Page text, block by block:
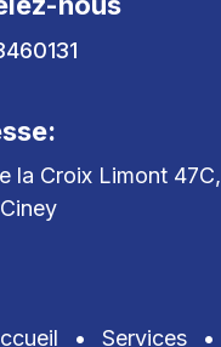
la Croix Limont 47C,
• Services •